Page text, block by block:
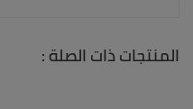
المنتجات ذات الصلة :